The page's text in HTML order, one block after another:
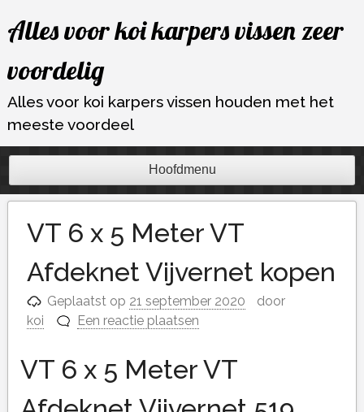
naar
inhoud
Alles voor koi karpers vissen zeer
voordelig
Alles voor koi karpers vissen houden met het
meeste voordeel
Hoofdmenu
VT 6 x 5 Meter VT
Afdeknet Vijvernet kopen
Geplaatst op 21 september 2020
door
koi
Een reactie plaatsen
VT 6 x 5 Meter VT